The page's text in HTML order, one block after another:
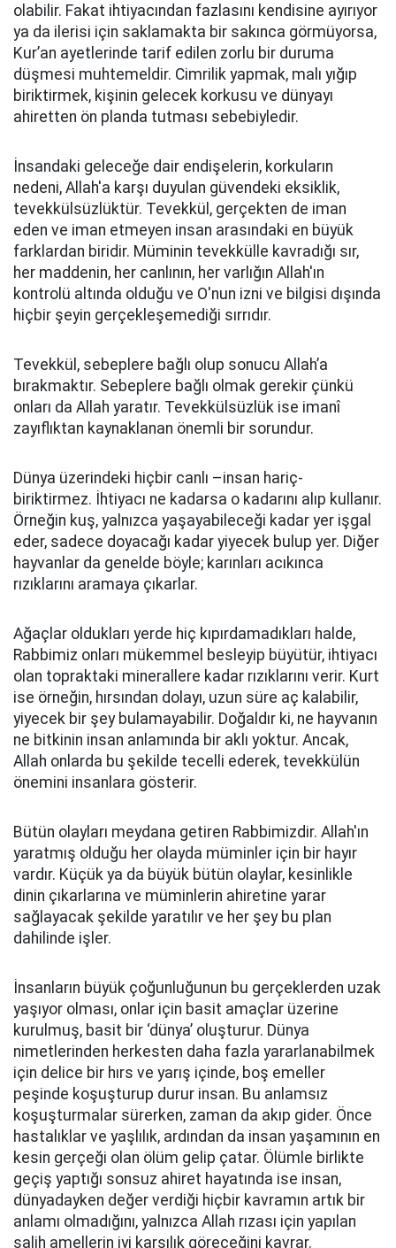
olabilir. Fakat ihtiyacından fazlasını kendisine ayırıyor
ya da ilerisi için saklamakta bir sakınca görmüyorsa,
Kur’an ayetlerinde tarif edilen zorlu bir duruma
düşmesi muhtemeldir. Cimrilik yapmak, malı yığıp
biriktirmek, kişinin gelecek korkusu ve dünyayı
ahiretten ön planda tutması sebebiyledir.
İnsandaki geleceğe dair endişelerin, korkuların
nedeni, Allah'a karşı duyulan güvendeki eksiklik,
tevekkülsüzlüktür. Tevekkül, gerçekten de iman
eden ve iman etmeyen insan arasındaki en büyük
farklardan biridir. Müminin tevekkülle kavradığı sır,
her maddenin, her canlının, her varlığın Allah'ın
kontrolü altında olduğu ve O'nun izni ve bilgisi dışında
hiçbir şeyin gerçekleşemediği sırrıdır.
Tevekkül, sebeplere bağlı olup sonucu Allah’a
bırakmaktır. Sebeplere bağlı olmak gerekir çünkü
onları da Allah yaratır. Tevekkülsüzlük ise imanî
zayıflıktan kaynaklanan önemli bir sorundur.
Dünya üzerindeki hiçbir canlı –insan hariç-
biriktirmez. İhtiyacı ne kadarsa o kadarını alıp kullanır.
Örneğin kuş, yalnızca yaşayabileceği kadar yer işgal
eder, sadece doyacağı kadar yiyecek bulup yer. Diğer
hayvanlar da genelde böyle; karınları acıkınca
rızıklarını aramaya çıkarlar.
Ağaçlar oldukları yerde hiç kıpırdamadıkları halde,
Rabbimiz onları mükemmel besleyip büyütür, ihtiyacı
olan topraktaki minerallere kadar rızıklarını verir. Kurt
ise örneğin, hırsından dolayı, uzun süre aç kalabilir,
yiyecek bir şey bulamayabilir. Doğaldır ki, ne hayvanın
ne bitkinin insan anlamında bir aklı yoktur. Ancak,
Allah onlarda bu şekilde tecelli ederek, tevekkülün
önemini insanlara gösterir.
Bütün olayları meydana getiren Rabbimizdir. Allah'ın
yaratmış olduğu her olayda müminler için bir hayır
vardır. Küçük ya da büyük bütün olaylar, kesinlikle
dinin çıkarlarına ve müminlerin ahiretine yarar
sağlayacak şekilde yaratılır ve her şey bu plan
dahilinde işler.
İnsanların büyük çoğunluğunun bu gerçeklerden uzak
yaşıyor olması, onlar için basit amaçlar üzerine
kurulmuş, basit bir ‘dünya’ oluşturur. Dünya
nimetlerinden herkesten daha fazla yararlanabilmek
için delice bir hırs ve yarış içinde, boş emeller
peşinde koşuşturup durur insan. Bu anlamsız
koşuşturmalar sürerken, zaman da akıp gider. Önce
hastalıklar ve yaşlılık, ardından da insan yaşamının en
kesin gerçeği olan ölüm gelip çatar. Ölümle birlikte
geçiş yaptığı sonsuz ahiret hayatında ise insan,
dünyadayken değer verdiği hiçbir kavramın artık bir
anlamı olmadığını, yalnızca Allah rızası için yapılan
salih amellerin iyi karşılık göreceğini kavrar.